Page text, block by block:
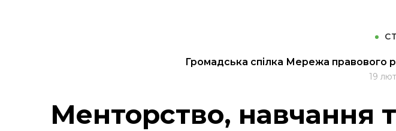
Громадська спілка Мережа правового
19
Менторство, навчання